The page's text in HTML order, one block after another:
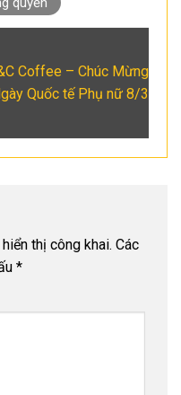
Coffee – Chúc Mừng
Quốc tế Phụ nữ 8/3
thị công khai. Các
*